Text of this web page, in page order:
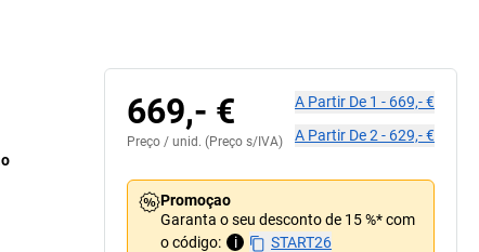
669,- €
Preço / unid. (Preço s/IVA)
A Partir De 1 - 669,- €
A Partir De2 - 629,- €
Promoçao
Garanta o seu desconto de 15 %* com
o código:
i START26